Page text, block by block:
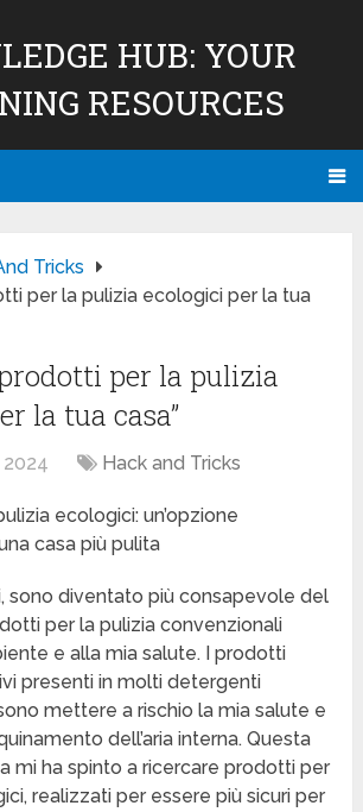
HUB: YOUR
RESOURCES
Tricks
per la pulizia ecologici per la tua
per la pulizia
la tua casa”
2024 Hack and Tricks
ecologici: un’opzione
casa più pulita
sono diventato più consapevole del
per la pulizia convenzionali
e alla mia salute. I prodotti
presenti in molti detergenti
mettere a rischio la mia salute e
dell’aria interna. Questa
mi ha spinto a ricercare prodotti per
realizzati per essere più sicuri per